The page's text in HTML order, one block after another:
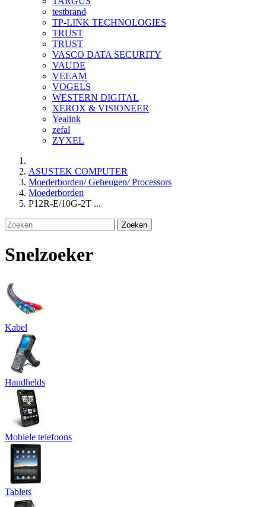
testbrand
TP-LINK TECHNOLOGIES
TRUST
TRUST
VASCO DATA SECURITY
VAUDE
VEEAM
VOGELS
WESTERN DIGITAL
XEROX & VISIONEER
Yealink
zefal
ZYXEL
ASUSTEK COMPUTER
Moederborden/ Geheugen/ Processors
Moederborden
P12R-E/10G-2T ...
Zoeken
Snelzoeker
Kabel
Handhelds
Mobiele telefoons
Tablets